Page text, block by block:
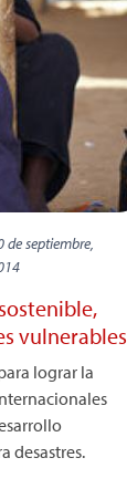
de septiembre,
vulnerables
lograr la
desastres.